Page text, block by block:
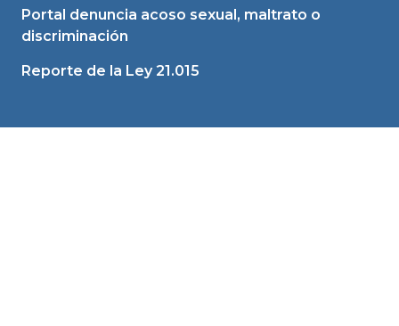
Portal denuncia acoso sexual, maltrato o
discriminación
Reporte de la Ley 21.015